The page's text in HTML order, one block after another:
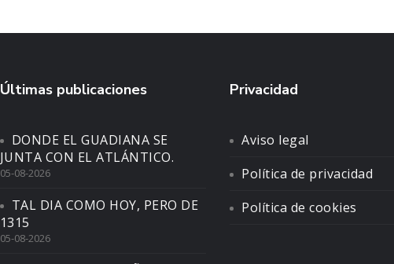
Últimas publicaciones
DONDE EL GUADIANA SE
JUNTA CON EL ATLÁNTICO.
05-08-2026
TAL DIA COMO HOY, PERO DE
1315
05-08-2026
Privacidad
Aviso legal
Política de privacidad
Política de cookies